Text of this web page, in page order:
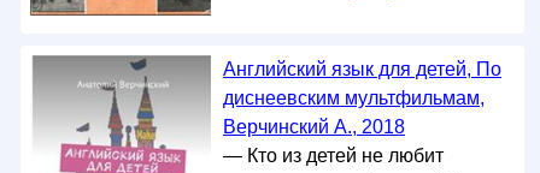
Английский язык для детей, По
диснеевским мультфильмам,
Верчинский А., 2018
— Кто из детей не любит